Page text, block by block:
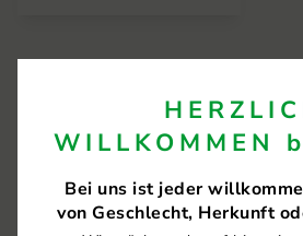
WILLKOMMEN
Bei uns ist jeder
von Geschlecht, Herkunft
Unser